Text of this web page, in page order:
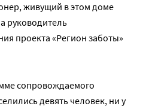
живущий в этом доме
руководитель
проекта «Регион заботы»
сопровождаемого
девять человек, ни у